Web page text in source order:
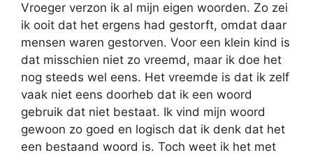
Vroeger verzon ik al mijn eigen woorden. Zo zei
ik ooit dat het ergens had gestorft, omdat daar
mensen waren gestorven. Voor een klein kind is
dat misschien niet zo vreemd, maar ik doe het
nog steeds wel eens. Het vreemde is dat ik zelf
vaak niet eens doorheb dat ik een woord
gebruik dat niet bestaat. Ik vind mijn woord
gewoon zo goed en logisch dat ik denk dat het
een bestaand woord is. Toch weet ik het met